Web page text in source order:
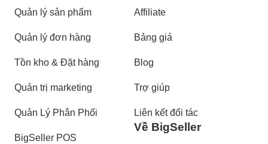
Quản lý sản phẩm
Quản lý đơn hàng
Tồn kho & Đặt hàng
Quản trị marketing
Quản Lý Phân Phối
BigSeller POS
Affiliate
Bảng giá
Blog
Trợ giúp
Liên kết đối tác
Về BigSeller